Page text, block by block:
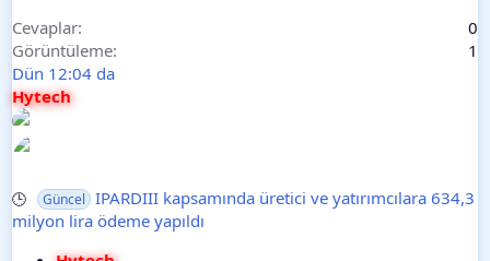
Cevaplar
0
Görüntüleme
1
Dün 12:04 da
Hytech
🕒 Güncel
IPARDIII kapsamında üretici ve yatırımcılara 634,3
milyon lira ödeme yapıldı